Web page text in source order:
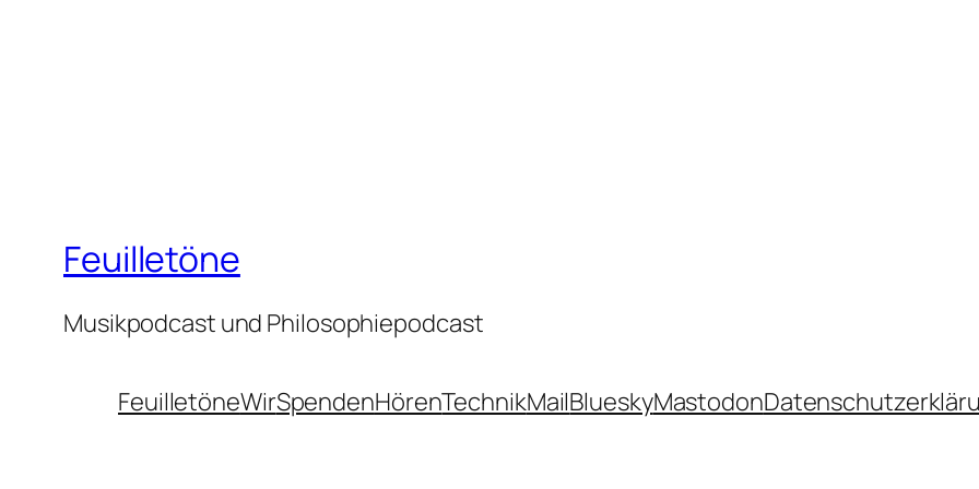
Feuilletöne
Musikpodcast und Philosophiepodcast
FeuilletöneWirSpendenHörenTechnikMailBlueskyMastodon